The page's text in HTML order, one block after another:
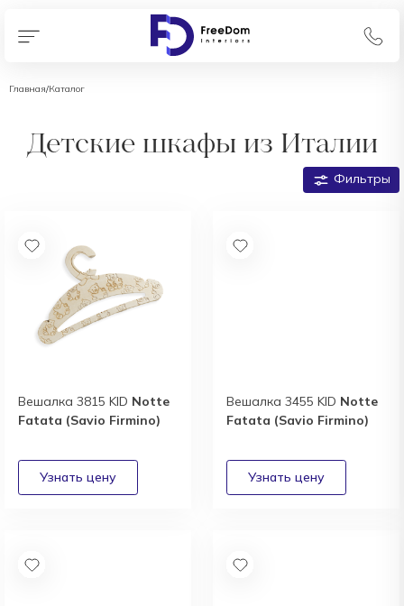
Главная/Каталог
Детские шкафы из Италии
Фильтры
Вешалка 3815 KID Notte
Fatata (Savio Firmino)
Вешалка 3455 KID Notte
Fatata (Savio Firmino)